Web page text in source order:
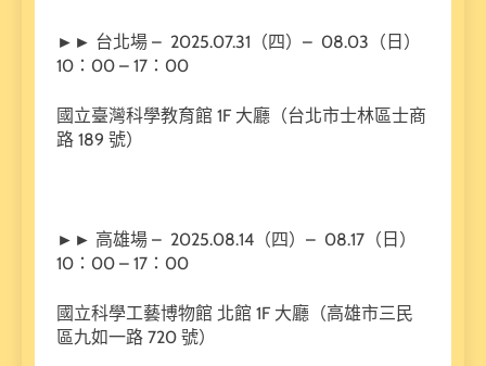
►► 台北場 – 2025.07.31（四）– 08.03（日）
10：00 – 17：00
國立臺灣科學教育館 1F 大廳（台北市士林區士商
路 189 號）
►► 高雄場 – 2025.08.14（四）– 08.17（日）
10：00 – 17：00
國立科學工藝博物館 北館 1F 大廳（高雄市三民
區九如一路 720 號）